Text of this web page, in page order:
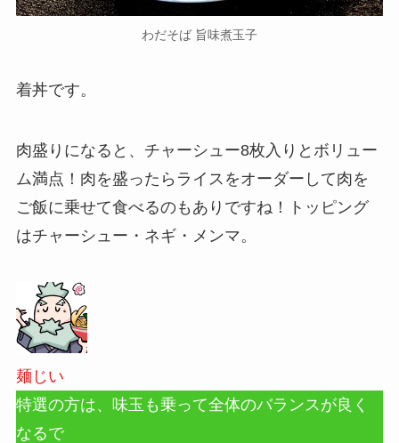
わだそば 旨味煮玉子
着丼です。
肉盛りになると、チャーシュー8枚入りとボリュー
ム満点！肉を盛ったらライスをオーダーして肉を
ご飯に乗せて食べるのもありですね！トッピング
はチャーシュー・ネギ・メンマ。
麺じい
特選の方は、味玉も乗って全体のバランスが良く
なるで